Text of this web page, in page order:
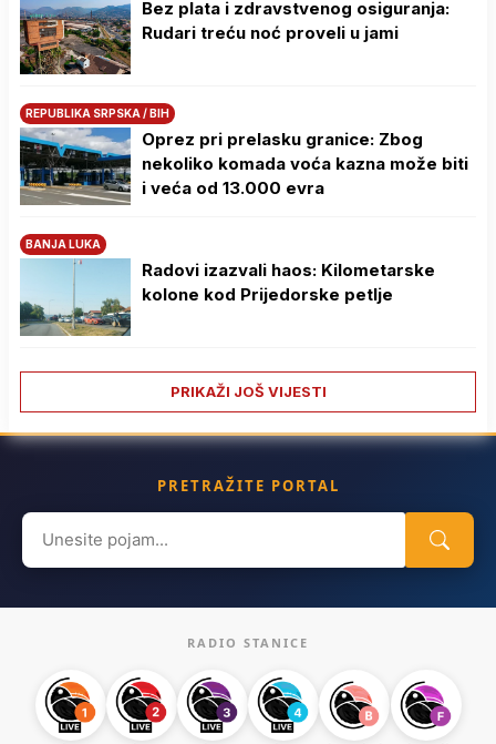
Bez plata i zdravstvenog osiguranja:
Rudari treću noć proveli u jami
REPUBLIKA SRPSKA / BIH
Oprez pri prelasku granice: Zbog
nekoliko komada voća kazna može biti
i veća od 13.000 evra
BANJA LUKA
Radovi izazvali haos: Kilometarske
kolone kod Prijedorske petlje
PRIKAŽI JOŠ VIJESTI
PRETRAŽITE PORTAL
Search
for:
RADIO STANICE